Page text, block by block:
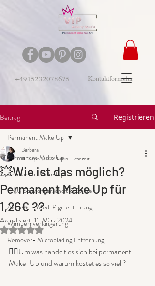
+4915232078675 Kontaktformular
Beitrag Registrieren
Permanent Make Up
Permanent Make Up
PMU Schwangerschaft & Stillzeit
Alopezie - Med. Pigmentierung
Wimpernverlängerung
Remover- Microblading Entfernung
Permanent Make Up
💥Wie ist das möglich?
Permanent Make Up für
1,26€ ??
Barbara
11. Sept. 20221 Min. Lesezeit
Aktualisiert: 11. März 2024
Mit NaN von 5 Sternen bewertet.
👉🏻Um was handelt es sich bei permanent
Make-Up und warum kostet es so viel ?